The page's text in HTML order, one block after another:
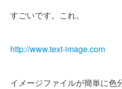
すごいです。これ。
http://www.text-image.com
イメージファイルが簡単に色